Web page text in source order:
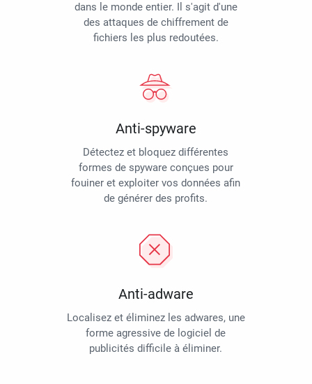
dans le monde entier. Il s'agit d'une
des attaques de chiffrement de
fichiers les plus redoutées.
Anti-spyware
Détectez et bloquez différentes
formes de spyware conçues pour
fouiner et exploiter vos données afin
de générer des profits.
Anti-adware
Localisez et éliminez les adwares, une
forme agressive de logiciel de
publicités difficile à éliminer.